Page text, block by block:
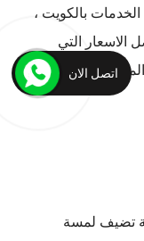
بالكويت ،
الاسعار التي
في مجال
تضيف لمسة
اتصل الان